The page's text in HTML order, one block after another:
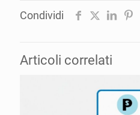
Condividi
Articoli correlati